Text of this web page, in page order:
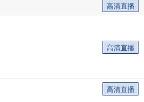
高清直播
高清直播
高清直播